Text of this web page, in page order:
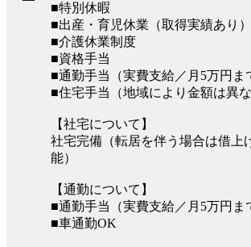
■特別休暇
■出産・育児休業（取得実績あり）
■介護休業制度
■資格手当
■通勤手当（実費支給／月5万円ま
■住宅手当（地域により金額は異な
【社宅について】
社宅完備（転居を伴う場合は借上
能）
【通勤について】
■通勤手当（実費支給／月5万円ま
■車通勤OK